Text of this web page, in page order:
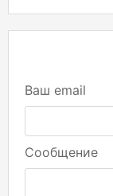
Ваш email
Сообщение